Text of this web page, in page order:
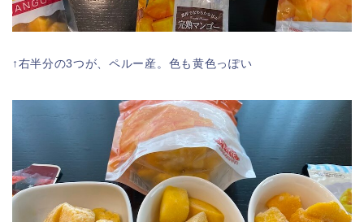
↑右半分の3つが、ペルー産。色も黄色っぽい